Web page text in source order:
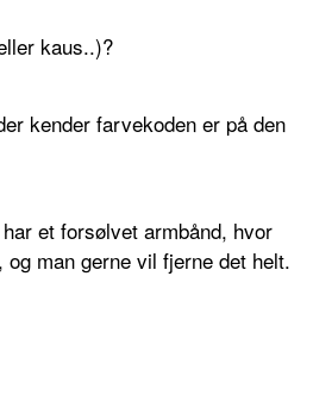
kaus..)?
kender farvekoden er på den
et forsølvet armbånd, hvor
man gerne vil fjerne det helt.